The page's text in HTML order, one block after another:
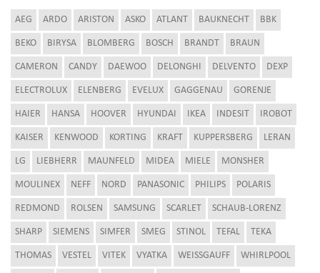
AEG ARDO ARISTON ASKO ATLANT BAUKNECHT BBK
BEKO BIRYSA BLOMBERG BOSCH BRANDT BRAUN
CAMERON CANDY DAEWOO DELONGHI DELVENTO DEXP
ELECTROLUX ELENBERG EVELUX GAGGENAU GORENJE
HAIER HANSA HOOVER HYUNDAI IKEA INDESIT IROBOT
KAISER KENWOOD KORTING KRAFT KUPPERSBERG LERAN
LG LIEBHERR MAUNFELD MIDEA MIELE MONSHER
MOULINEX NEFF NORD PANASONIC PHILIPS POLARIS
REDMOND ROLSEN SAMSUNG SCARLET SCHAUB-LORENZ
SHARP SIEMENS SIMFER SMEG STINOL TEFAL TEKA
THOMAS VESTEL VITEK VYATKA WEISSGAUFF WHIRLPOOL